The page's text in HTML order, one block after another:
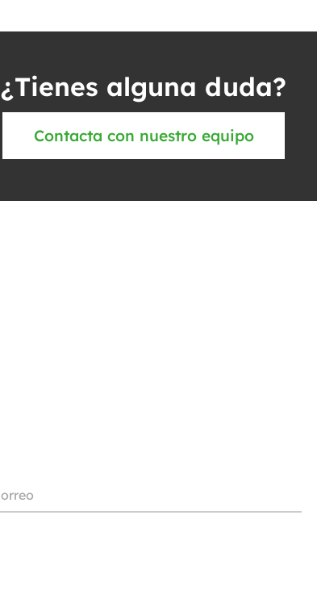
¿Tienes alguna duda?
Contacta con nuestro equipo